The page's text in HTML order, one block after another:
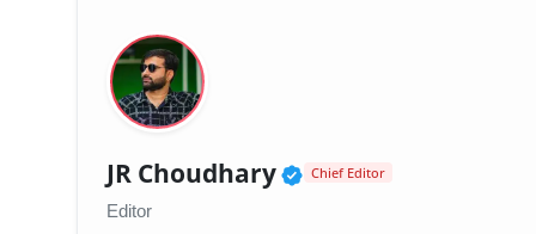
JR Choudhary Verified Public
Chief Editor
Editor